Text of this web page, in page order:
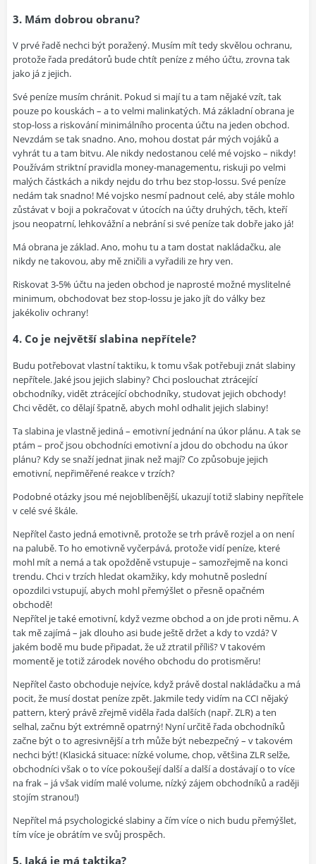
3. Mám dobrou obranu?
V prvé řadě nechci být poražený. Musím mít tedy skvělou ochranu,
protože řada predátorů bude chtít peníze z mého účtu, zrovna tak
jako já z jejich.
Své peníze musím chránit. Pokud si mají tu a tam nějaké vzít, tak
pouze po kouskách – a to velmi malinkatých. Má základní obrana je
stop-loss a riskování minimálního procenta účtu na jeden obchod.
Nevzdám se tak snadno. Ano, mohou dostat pár mých vojáků a
vyhrát tu a tam bitvu. Ale nikdy nedostanou celé mé vojsko – nikdy!
Používám striktní pravidla money-managementu, riskuji po velmi
malých částkách a nikdy nejdu do trhu bez stop-lossu. Své peníze
nedám tak snadno! Mé vojsko nesmí padnout celé, aby stále mohlo
zůstávat v boji a pokračovat v útocích na účty druhých, těch, kteří
jsou neopatrní, lehkovážní a nebrání si své peníze tak dobře jako já!
Má obrana je základ. Ano, mohu tu a tam dostat nakládačku, ale
nikdy ne takovou, aby mě zničili a vyřadili ze hry ven.
Riskovat 3-5% účtu na jeden obchod je naprosté možné myslitelné
minimum, obchodovat bez stop-lossu je jako jít do války bez
jakékoliv ochrany!
4. Co je největší slabina nepřítele?
Budu potřebovat vlastní taktiku, k tomu však potřebuji znát slabiny
nepřítele. Jaké jsou jejich slabiny? Chci poslouchat ztrácející
obchodníky, vidět ztrácející obchodníky, studovat jejich obchody!
Chci vědět, co dělají špatně, abych mohl odhalit jejich slabiny!
Ta slabina je vlastně jediná – emotivní jednání na úkor plánu. A tak se
ptám – proč jsou obchodníci emotivní a jdou do obchodu na úkor
plánu? Kdy se snaží jednat jinak než mají? Co způsobuje jejich
emotivní, nepřiměřené reakce v trzích?
Podobné otázky jsou mé nejoblíbenější, ukazují totiž slabiny nepřítele
v celé své škále.
Nepřítel často jedná emotivně, protože se trh právě rozjel a on není
na palubě. To ho emotivně vyčerpává, protože vidí peníze, které
mohl mít a nemá a tak opožděně vstupuje – samozřejmě na konci
trendu. Chci v trzích hledat okamžiky, kdy mohutně poslední
opozdilci vstupují, abych mohl přemýšlet o přesně opačném
obchodě!
Nepřítel je také emotivní, když vezme obchod a on jde proti němu. A
tak mě zajímá – jak dlouho asi bude ještě držet a kdy to vzdá? V
jakém bodě mu bude připadat, že už ztratil příliš? V takovém
momentě je totiž zárodek nového obchodu do protisměru!
Nepřítel často obchoduje nejvíce, když právě dostal nakládačku a má
pocit, že musí dostat peníze zpět. Jakmile tedy vidím na CCI nějaký
pattern, který právě zřejmě viděla řada dalších (např. ZLR) a ten
selhal, začnu být extrémně opatrný! Nyní určitě řada obchodníků
začne být o to agresivnější a trh může být nebezpečný – v takovém
nechci být! (Klasická situace: nízké volume, chop, většina ZLR selže,
obchodníci však o to více pokoušejí další a další a dostávají o to více
na frak – já však vidím malé volume, nízký zájem obchodníků a raději
stojím stranou!)
Nepřítel má psychologické slabiny a čím více o nich budu přemýšlet,
tím více je obrátím ve svůj prospěch.
5. Jaká je má taktika?